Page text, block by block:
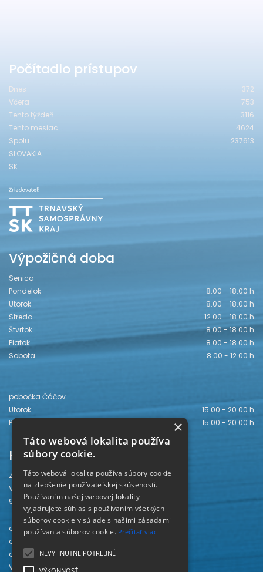
Počítadlo prístupov
Dnes
372
Včera
753
Tento týždeň
3116
Tento mesiac
4624
Spolu
237613
SLOVAKIA
SK
Výpožičná doba
Senica
Pondelok
8.00 - 18.00 h
Utorok
8.00 - 18.00 h
Streda
12.00 - 18.00 h
Štvrtok
8.00 - 18.00 h
Piatok
8.00 - 18.00 h
Sobota
8.00 - 12.00 h
pobočka Čáčov
Utorok
15.00 - 20.00 h
Piatok
15.00 - 20.00 h
Kontakt
Záhorská knižnica
Vajanského 28
905 01 Senica
odd. beletrie 034/654 3780
odd. odbornej literatúry 034/651 2710
odd. pre deti a mládež 034/654 6519
Viac kontaktov nájdete
×
Táto webová lokalita používa
súbory cookie.
Táto webová lokalita používa súbory cookie
na zlepšenie používateľskej skúsenosti.
Používaním našej webovej lokality
vyjadrujete súhlas s používaním všetkých
súborov cookie v súlade s našimi zásadami
používania súborov cookie. Prečítať viac
NEVYHNUTNE POTREBNÉ